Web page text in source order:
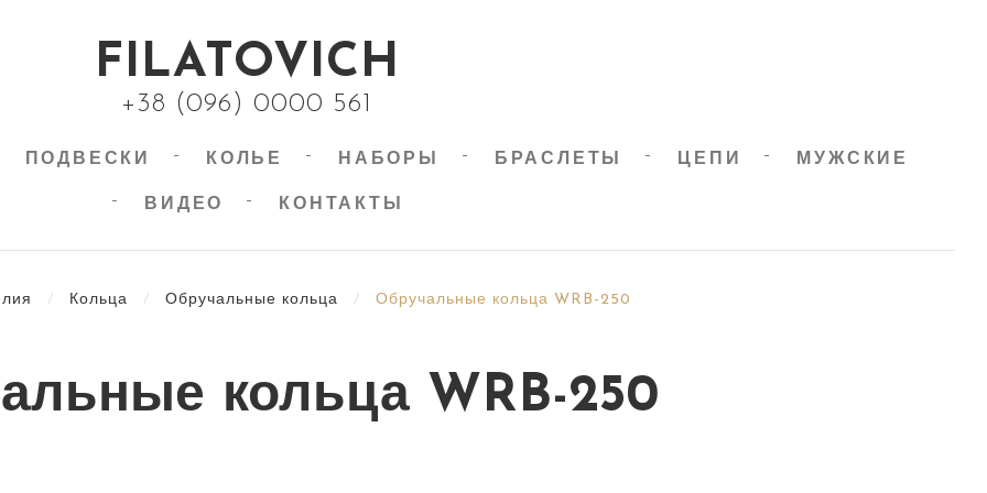
FILATOVICH
+38 (096) 0000 561
ПОДВЕСКИ КОЛЬЕ НАБОРЫ БРАСЛЕТЫ ЦЕПИ МУЖСКИЕ
ВИДЕО КОНТАКТЫ
/ Кольца / Обручальные кольца / Обручальные кольца WRB-250
кольца WRB-250